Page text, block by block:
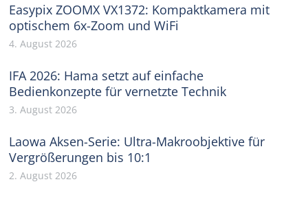
Easypix ZOOMX VX1372: Kompaktkamera mit
optischem 6x-Zoom und WiFi
4. August 2026
IFA 2026: Hama setzt auf einfache
Bedienkonzepte für vernetzte Technik
3. August 2026
Laowa Aksen-Serie: Ultra-Makroobjektive für
Vergrößerungen bis 10:1
2. August 2026